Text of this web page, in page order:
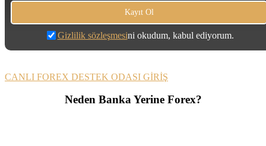
Gizlilik sözleşmesini okudum, kabul ediyorum.
CANLI FOREX DESTEK ODASI GİRİŞ
Neden Banka Yerine Forex?